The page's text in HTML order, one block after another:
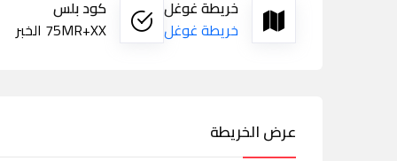
خريطة غوغل
خريطة غوغل
كود بلس
75MR+XX الخبر
عرض الخريطة